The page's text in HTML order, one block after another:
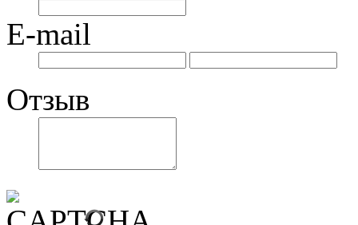
E-mail
Отзыв